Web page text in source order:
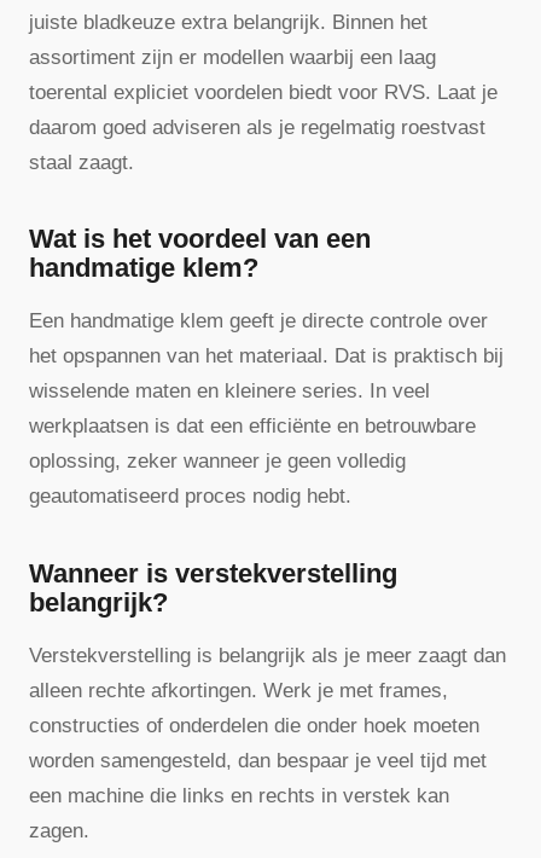
juiste bladkeuze extra belangrijk. Binnen het
assortiment zijn er modellen waarbij een laag
toerental expliciet voordelen biedt voor RVS. Laat je
daarom goed adviseren als je regelmatig roestvast
staal zaagt.
Wat is het voordeel van een
handmatige klem?
Een handmatige klem geeft je directe controle over
het opspannen van het materiaal. Dat is praktisch bij
wisselende maten en kleinere series. In veel
werkplaatsen is dat een efficiënte en betrouwbare
oplossing, zeker wanneer je geen volledig
geautomatiseerd proces nodig hebt.
Wanneer is verstekverstelling
belangrijk?
Verstekverstelling is belangrijk als je meer zaagt dan
alleen rechte afkortingen. Werk je met frames,
constructies of onderdelen die onder hoek moeten
worden samengesteld, dan bespaar je veel tijd met
een machine die links en rechts in verstek kan
zagen.